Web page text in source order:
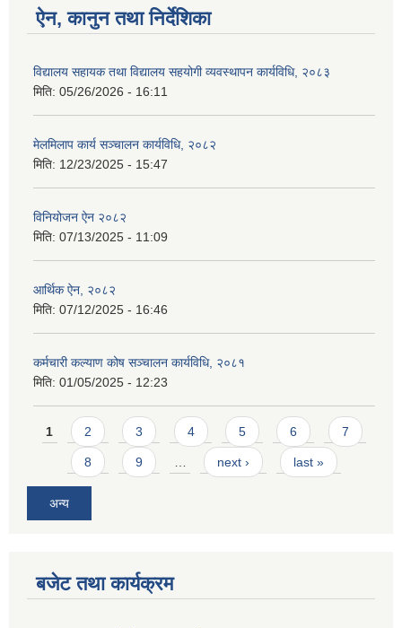
ऐन, कानुन तथा निर्देशिका
विद्यालय सहायक तथा विद्यालय सहयोगी व्यवस्थापन कार्यविधि, २०८३
मिति: 05/26/2026 - 16:11
मेलमिलाप कार्य सञ्चालन कार्यविधि, २०८२
मिति: 12/23/2025 - 15:47
विनियोजन ऐन २०८२
मिति: 07/13/2025 - 11:09
आर्थिक ऐन, २०८२
मिति: 07/12/2025 - 16:46
कर्मचारी कल्याण कोष सञ्चालन कार्यविधि, २०८१
मिति: 01/05/2025 - 12:23
Pages
1 2 3 4 5 6 7
8 9 next › last »
अन्य
बजेट तथा कार्यक्रम